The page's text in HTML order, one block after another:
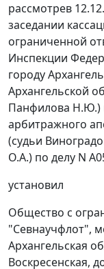
рассмотрев
заседании
ограниченной
Инспекции
городу
Архангельской
Панфилова Н.Ю.)
арбитражного
(судьи
О.А.) по делу N
установил
Общество с
"Севнаучфлот",
Архангельская
Воскресенская,